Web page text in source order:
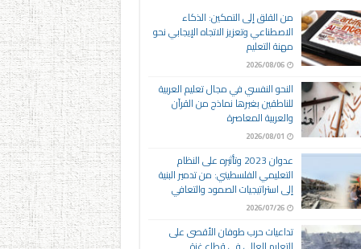
من القلق إلى التمكين: الذكاء
الاصطناعي وتعزيز الاتجاه الإيجابي نحو
مهنة التعليم
2026/08/06
النحو النفسي في مجال تعليم العربية
للناطقين بغيرها نماذج من القرآن
والعربية المعاصرة
2026/08/01
عدوان 2023 وتأثيره على النظام
التعليمي الفلسطيني: من تدمير البنية
إلى استراتيجيات الصمود والتعافي
2026/07/26
تداعيات حرب طوفان الأقصى على